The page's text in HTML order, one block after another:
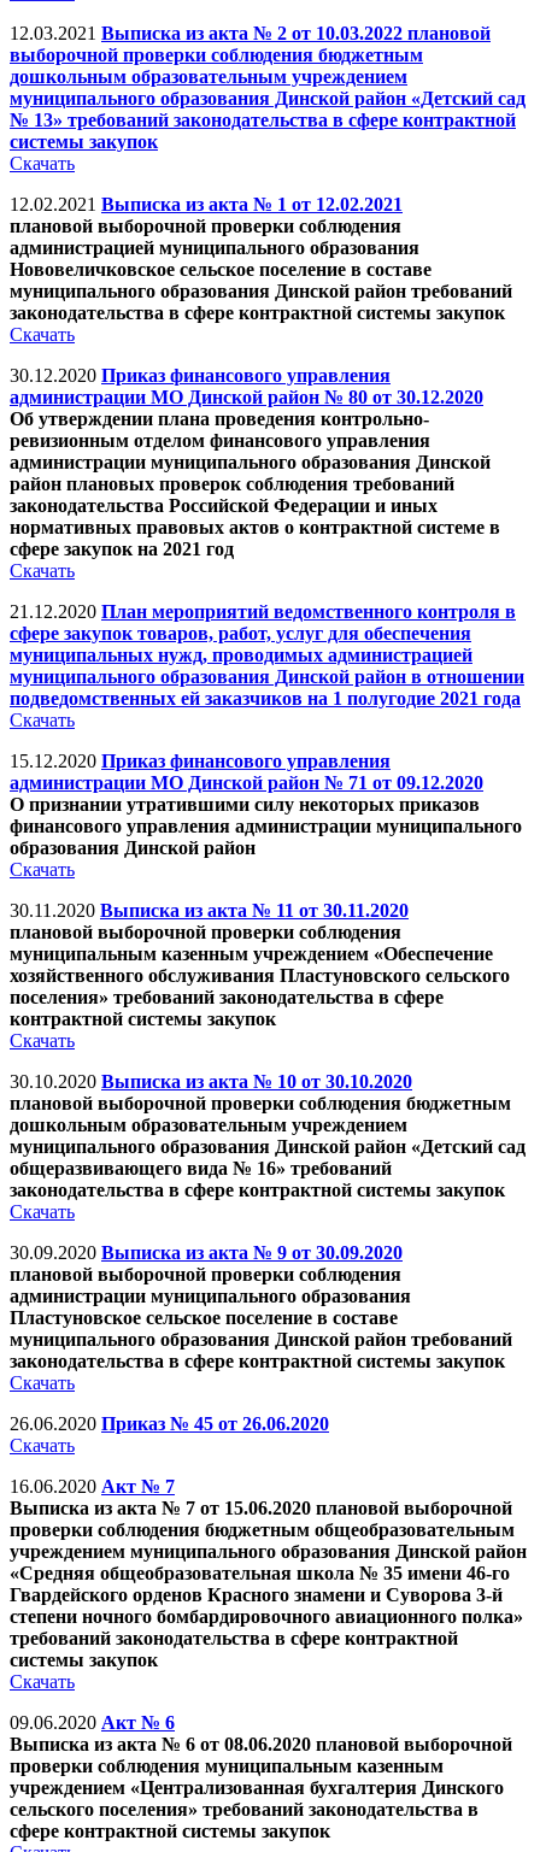
12.03.2021 Выписка из акта № 2 от 10.03.2022 плановой
выборочной проверки соблюдения бюджетным
дошкольным образовательным учреждением
муниципального образования Динской район «Детский сад
№ 13» требований законодательства в сфере контрактной
системы закупок
Скачать
12.02.2021 Выписка из акта № 1 от 12.02.2021
плановой выборочной проверки соблюдения
администрацией муниципального образования
Нововеличковское сельское поселение в составе
муниципального образования Динской район требований
законодательства в сфере контрактной системы закупок
Скачать
30.12.2020 Приказ финансового управления
администрации МО Динской район № 80 от 30.12.2020
Об утверждении плана проведения контрольно-
ревизионным отделом финансового управления
администрации муниципального образования Динской
район плановых проверок соблюдения требований
законодательства Российской Федерации и иных
нормативных правовых актов о контрактной системе в
сфере закупок на 2021 год
Скачать
21.12.2020 План мероприятий ведомственного контроля в
сфере закупок товаров, работ, услуг для обеспечения
муниципальных нужд, проводимых администрацией
муниципального образования Динской район в отношении
подведомственных ей заказчиков на 1 полугодие 2021 года
Скачать
15.12.2020 Приказ финансового управления
администрации МО Динской район № 71 от 09.12.2020
О признании утратившими силу некоторых приказов
финансового управления администрации муниципального
образования Динской район
Скачать
30.11.2020 Выписка из акта № 11 от 30.11.2020
плановой выборочной проверки соблюдения
муниципальным казенным учреждением «Обеспечение
хозяйственного обслуживания Пластуновского сельского
поселения» требований законодательства в сфере
контрактной системы закупок
Скачать
30.10.2020 Выписка из акта № 10 от 30.10.2020
плановой выборочной проверки соблюдения бюджетным
дошкольным образовательным учреждением
муниципального образования Динской район «Детский сад
общеразвивающего вида № 16» требований
законодательства в сфере контрактной системы закупок
Скачать
30.09.2020 Выписка из акта № 9 от 30.09.2020
плановой выборочной проверки соблюдения
администрации муниципального образования
Пластуновское сельское поселение в составе
муниципального образования Динской район требований
законодательства в сфере контрактной системы закупок
Скачать
26.06.2020 Приказ № 45 от 26.06.2020
Скачать
16.06.2020 Акт № 7
Выписка из акта № 7 от 15.06.2020 плановой выборочной
проверки соблюдения бюджетным общеобразовательным
учреждением муниципального образования Динской район
«Средняя общеобразовательная школа № 35 имени 46-го
Гвардейского орденов Красного знамени и Суворова 3-й
степени ночного бомбардировочного авиационного полка»
требований законодательства в сфере контрактной
системы закупок
Скачать
09.06.2020 Акт № 6
Выписка из акта № 6 от 08.06.2020 плановой выборочной
проверки соблюдения муниципальным казенным
учреждением «Централизованная бухгалтерия Динского
сельского поселения» требований законодательства в
сфере контрактной системы закупок